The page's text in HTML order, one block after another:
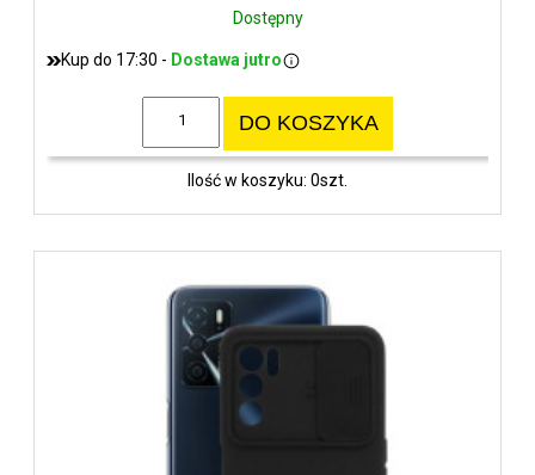
Dostępny
Kup do 17:30 - Dostawa jutro
DO KOSZYKA
Ilość w koszyku: 0szt.